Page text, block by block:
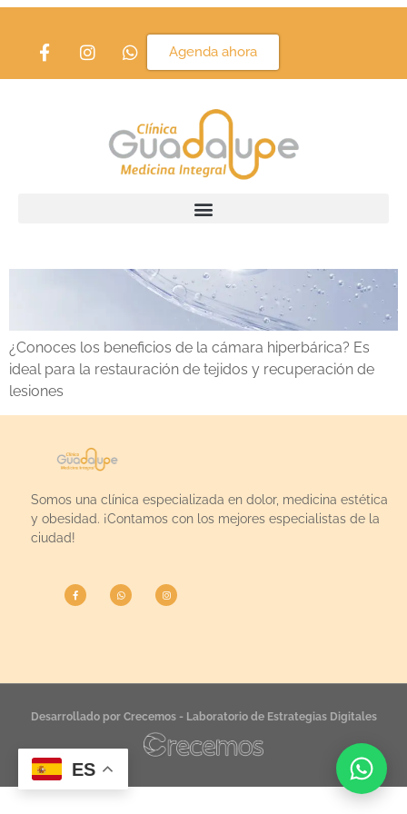
Agenda ahora
Etiqueta:camara
Cámara Hiperbárica
¿Conoces los beneficios de la cámara hiperbárica? Es
ideal para la restauración de tejidos y recuperación de
lesiones
Somos una clínica especializada en dolor, medicina estética
y obesidad. ¡Contamos con los mejores especialistas de la
ciudad!
Desarrollado por Crecemos - Laboratorio de Estrategias Digitales
ES